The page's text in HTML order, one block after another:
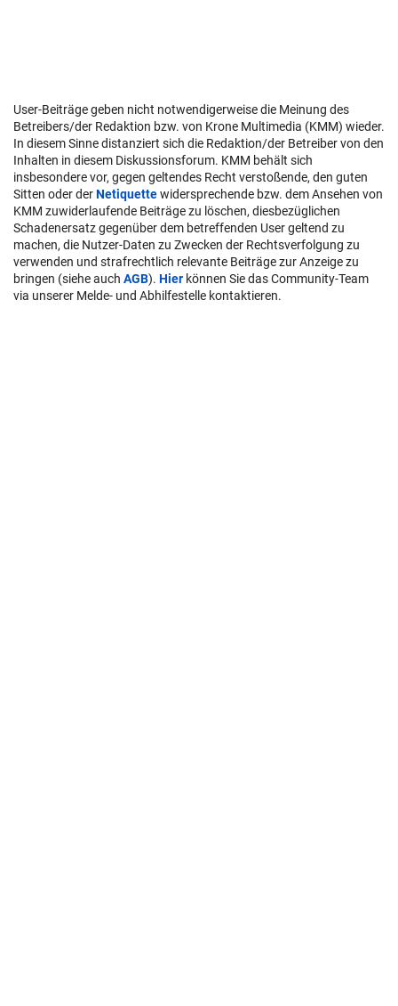
User-Beiträge geben nicht notwendigerweise die Meinung des
Betreibers/der Redaktion bzw. von Krone Multimedia (KMM) wieder.
In diesem Sinne distanziert sich die Redaktion/der Betreiber von den
Inhalten in diesem Diskussionsforum. KMM behält sich
insbesondere vor, gegen geltendes Recht verstoßende, den guten
Sitten oder derNetiquettewidersprechende bzw. dem Ansehen von
KMM zuwiderlaufende Beiträge zu löschen, diesbezüglichen
Schadenersatz gegenüber dem betreffenden User geltend zu
machen, die Nutzer-Daten zu Zwecken der Rechtsverfolgung zu
verwenden und strafrechtlich relevante Beiträge zur Anzeige zu
bringen (siehe auch AGB). Hier können Sie das Community-Team
via unserer Melde- und Abhilfestelle kontaktieren.